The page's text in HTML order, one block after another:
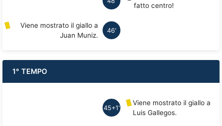
fatto centro!
46'
Viene mostrato il giallo a
Juan Muniz.
1° TEMPO
45+1'
Viene mostrato il giallo a
Luis Gallegos.